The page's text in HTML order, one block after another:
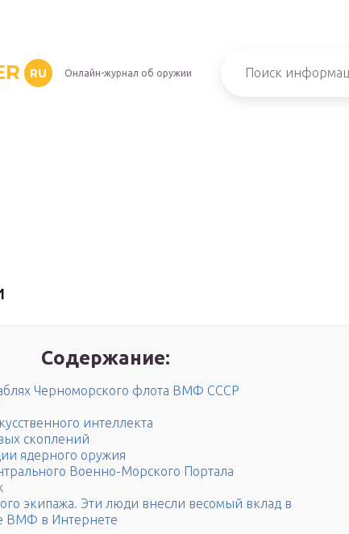
RU Онлайн-журнал об оружии
Содержание:
Черноморского флота ВМФ СССР
интеллекта
скоплений
ядерного оружия
Военно-Морского Портала
экипажа. Эти люди внесли весомый вклад в
ВМФ в Интернете